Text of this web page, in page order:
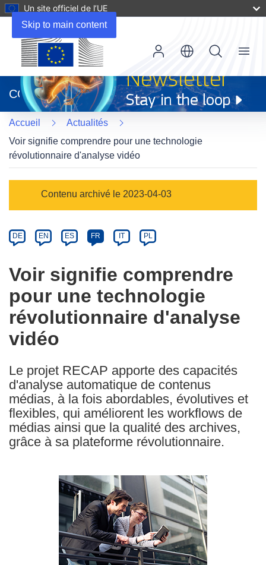
Skip to main content
Un site officiel de l’UE
dans
une
nouvelle
fenêtre)
CORDIS
Menu
Accueil
Actualités
Voir signifie comprendre pour une technologie
révolutionnaire d'analyse vidéo
Category
Contenu archivé le 2023-04-03
Article
available
the
following
languages:
DE EN ES FR IT PL
Voir signifie comprendre
pour une technologie
révolutionnaire d'analyse
vidéo
Le projet RECAP apporte des capacités
d'analyse automatique de contenus
médias, à la fois abordables, évolutives et
flexibles, qui améliorent les workflows de
médias ainsi que la qualité des archives,
grâce à sa plateforme révolutionnaire.